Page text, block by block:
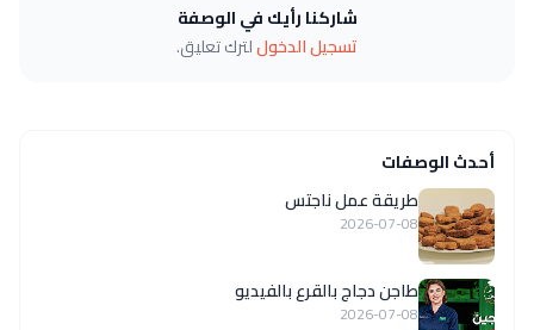
شاركنا رأيك في الوصفة
تسجيل الدخوللترك تعليق.
أحدث الوصفات
طريقة عمل ناجتس
2026-07-08
طاجن دجاج بالقرع بالفيديو
2026-07-08